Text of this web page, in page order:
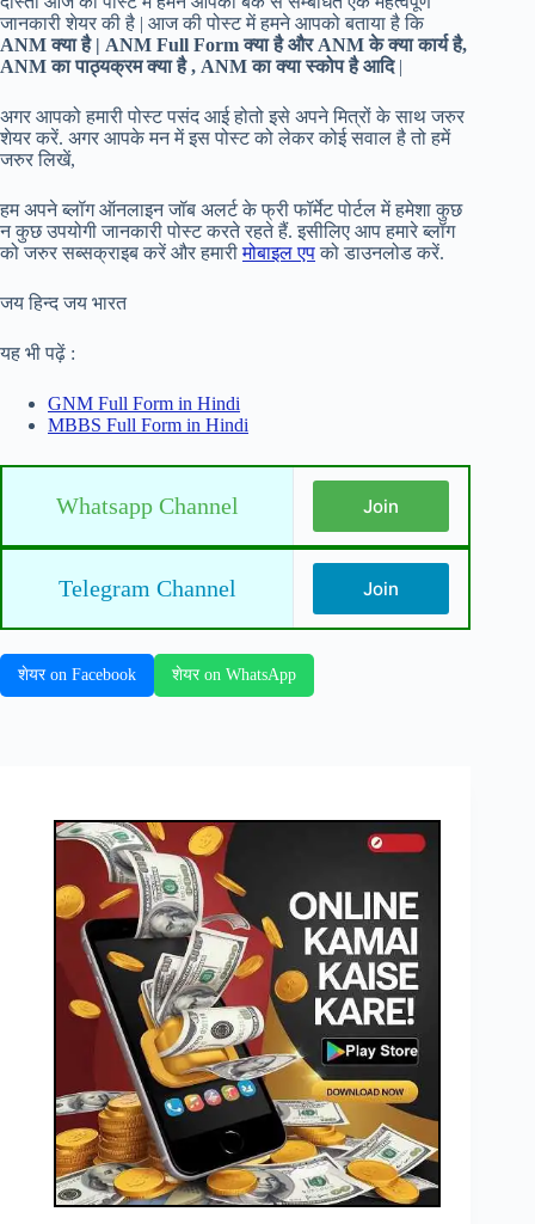
जानकारी शेयर की है | आज की पोस्ट में हमने आपको बताया है कि
ANM क्या है | ANM Full Form क्या है और ANM के क्या कार्य है,
ANM का पाठ्यक्रम क्या है , ANM का क्या स्कोप है आदि |
अगर आपको हमारी पोस्ट पसंद आई होतो इसे अपने मित्रों के साथ जरुर
शेयर करें. अगर आपके मन में इस पोस्ट को लेकर कोई सवाल है तो हमें
जरुर लिखें,
हम अपने ब्लॉग ऑनलाइन जॉब अलर्ट के फ्री फॉर्मेट पोर्टल में हमेशा कुछ
न कुछ उपयोगी जानकारी पोस्ट करते रहते हैं. इसीलिए आप हमारे ब्लॉग
को जरुर सब्सक्राइब करें और हमारीमोबाइल एपको डाउनलोड करें.
जय हिन्द जय भारत
यह भी पढ़ें :
GNM Full Form in Hindi
MBBS Full Form in Hindi
Whatsapp Channel Join
Telegram Channel Join
शेयर on Facebook शेयर on WhatsApp